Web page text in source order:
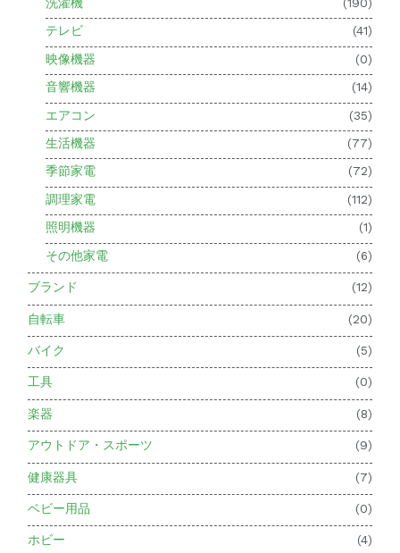
テレビ
(41)
映像機器
(0)
音響機器
(14)
エアコン
(35)
生活機器
(77)
季節家電
(72)
調理家電
(112)
照明機器
(1)
その他家電
(6)
ブランド (12)
自転車 (20)
バイク (5)
工具 (0)
楽器 (8)
アウトドア・スポーツ (9)
健康器具 (7)
ベビー用品 (0)
ホビー (4)